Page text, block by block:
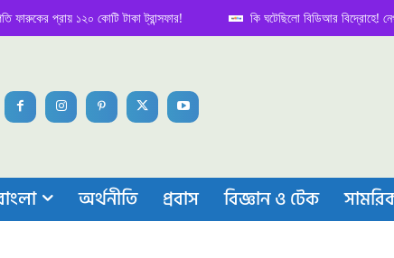
প্রায় ১২০ কোটি টাকা ট্রান্সফার! কি ঘটেছিলো বিডিআর বিদ্রোহে! নেপথ্য
অর্থনীতি প্রবাস বিজ্ঞান ও টেক